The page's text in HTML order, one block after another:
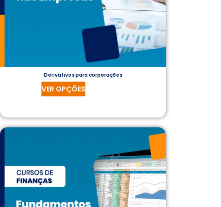
Derivativos para corporações
VER OPÇÕES